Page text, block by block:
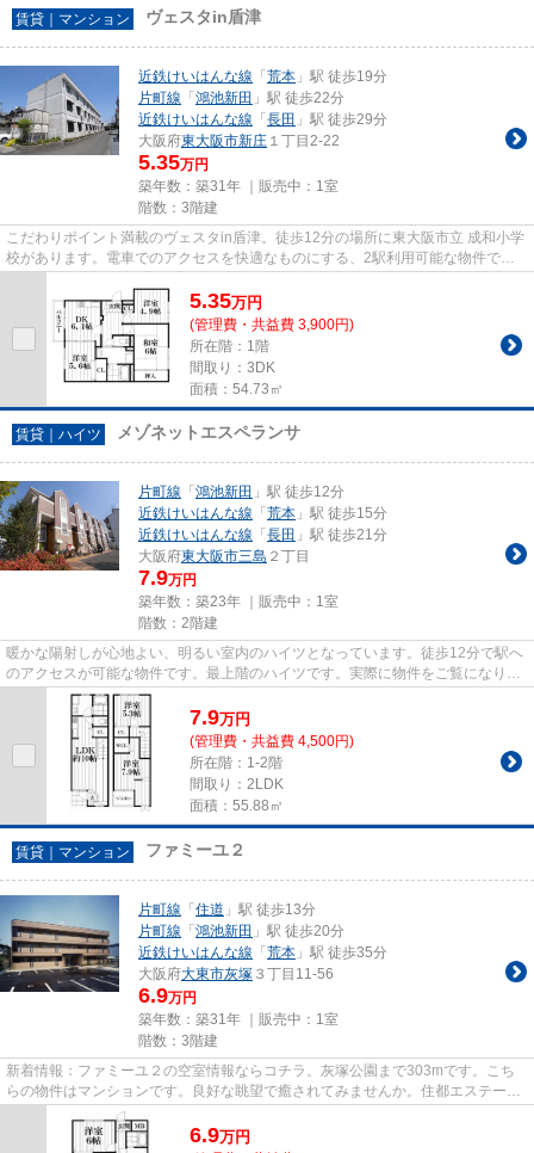
賃貸｜マンション ヴェスタin盾津
近鉄けいはんな線 「 荒本 」駅 徒歩19分
片町線 「 鴻池新田 」駅 徒歩22分
近鉄けいはんな線 「 長田 」駅 徒歩29分
大阪府東大阪市新庄 １丁目2-22
5.35万円
築年数：築31年 ｜販売中： 1室
階数：3階建
こだわりポイント満載のヴェスタin盾津。徒歩12分の場所に東大阪市立 成和小学
校があります。電車でのアクセスを快適なものにする、2駅利用可能な物件で
5.35万円
(管理費・共益費 3,900円)
所在階：1階
間取り：3DK
面積：54.73㎡
賃貸｜ハイツ メゾネットエスペランサ
片町線 「 鴻池新田 」駅 徒歩12分
近鉄けいはんな線 「 荒本 」駅 徒歩15分
近鉄けいはんな線 「 長田 」駅 徒歩21分
大阪府東大阪市三島 ２丁目
7.9万円
築年数：築23年 ｜販売中： 1室
階数：2階建
暖かな陽射しが心地よい、明るい室内のハイツとなっています。徒歩12分で駅へ
のアクセスが可能な物件です。最上階のハイツです。実際に物件をご覧になりた
いお客様は、スタッフまでご...
7.9万円
(管理費・共益費 4,500円)
所在階：1-2階
間取り：2LDK
面積：55.88㎡
賃貸｜マンション ファミーユ２
片町線 「 住道 」駅 徒歩13分
片町線 「 鴻池新田 」駅 徒歩20分
近鉄けいはんな線 「 荒本 」駅 徒歩35分
大阪府大東市灰塚 ３丁目11-56
6.9万円
築年数：築31年 ｜販売中： 1室
階数：3階建
新着情報：ファミーユ２の空室情報ならコチラ。灰塚公園まで303mです。こち
らの物件はマンションです。良好な眺望で癒されてみませんか。住都エステート
では、片町線住道駅を中心に数...
6.9万円